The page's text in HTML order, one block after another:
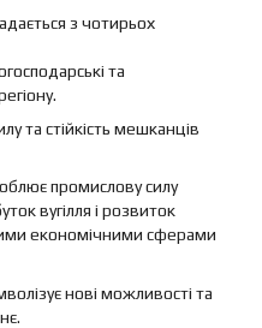
з чотирьох
та
та стійкість мешканців
промислову силу
вугілля і розвиток
економічними сферами
нові можливості та